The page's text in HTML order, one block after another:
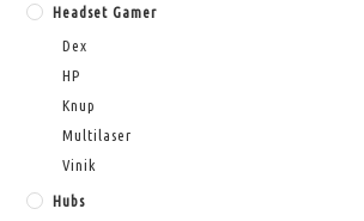
Headset Gamer
Dex
HP
Knup
Multilaser
Vinik
Hubs